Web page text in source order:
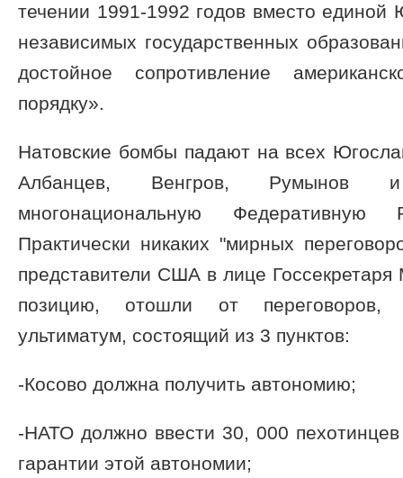
течении 1991-1992 годов вместо единой
независимых государственных
достойное сопротивление
порядку».
Натовские бомбы падают на всех
Албанцев, Венгров, Румынов
многонациональную Федеративную
Практически никаких "мирных
представители США в лице
позицию, отошли от переговоров,
ультиматум, состоящий из 3 пунктов:
-Косово должна получить автономию;
-НАТО должно ввести 30, 000
гарантии этой автономии;